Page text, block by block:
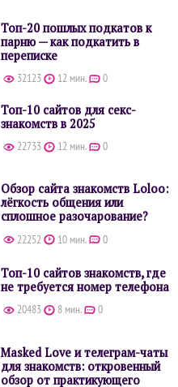
Топ-20 пошлых подкатов к
парню — как подкатить в
переписке
32123 12 мин. 0
Топ-10 сайтов для секс-
знакомств в 2025
22733 12 мин. 0
Обзор сайта знакомств Loloo:
лёгкость общения или
сплошное разочарование?
22252 10 мин. 0
Топ-10 сайтов знакомств, где
не требуется номер телефона
20483 8 мин. 0
Masked Love и телеграм-чаты
для знакомств: откровенный
обзор от практикующего